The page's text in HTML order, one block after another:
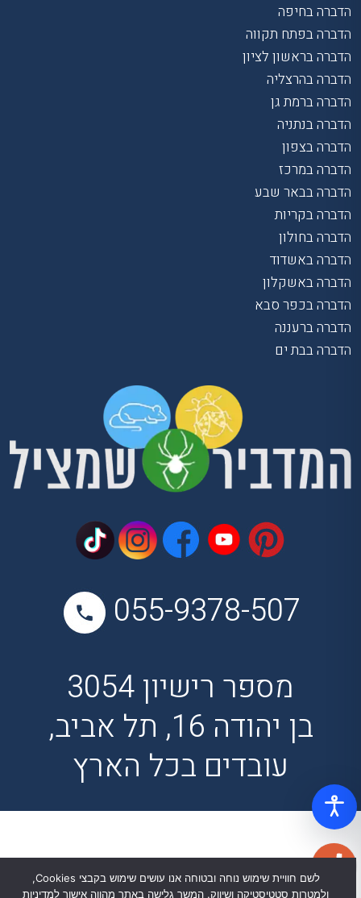
הדברה בחיפה
הדברה בפתח תקווה
הדברה בראשון לציון
הדברה בהרצליה
הדברה ברמת גן
הדברה בנתניה
הדברה בצפון
הדברה במרכז
הדברה בבאר שבע
הדברה בקריות
הדברה בחולון
הדברה באשדוד
הדברה באשקלון
הדברה בכפר סבא
הדברה ברעננה
הדברה בבת ים
055-9378-507
מספר רישיון 3054
בן יהודה 16, תל אביב,
עובדים בכל הארץ
לשם חוויית שימוש נוחה ובטוחה אנו עושים שימוש בקבצי Cookies,
ולמטרות סטטיסטיקה ושיווק. המשך גלישה באתר מהווה אישור למדיניות